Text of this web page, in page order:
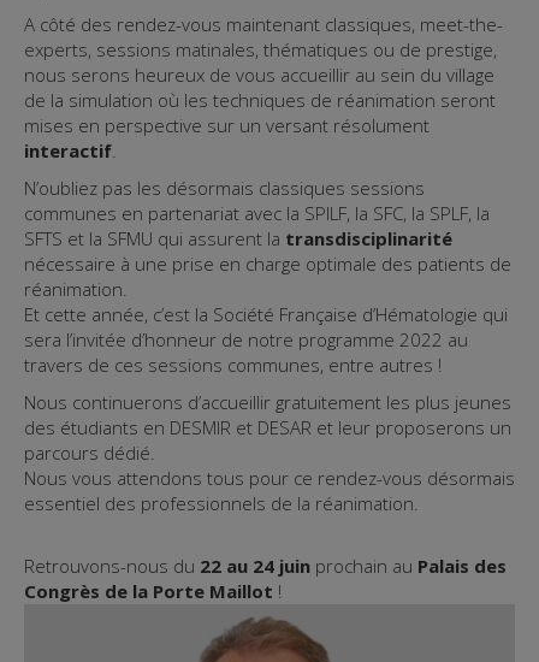
A côté des rendez-vous maintenant classiques, meet-the-
experts, sessions matinales, thématiques ou de prestige,
nous serons heureux de vous accueillir au sein du village
de la simulation où les techniques de réanimation seront
mises en perspective sur un versant résolument
interactif.
N’oubliez pas les désormais classiques sessions
communes en partenariat avec la SPILF, la SFC, la SPLF, la
SFTS et la SFMU qui assurent la transdisciplinarité
nécessaire à une prise en charge optimale des patients de
réanimation.
Et cette année, c’est la Société Française d’Hématologie qui
sera l’invitée d’honneur de notre programme 2022 au
travers de ces sessions communes, entre autres !
Nous continuerons d’accueillir gratuitement les plus jeunes
des étudiants en DESMIR et DESAR et leur proposerons un
parcours dédié.
Nous vous attendons tous pour ce rendez-vous désormais
essentiel des professionnels de la réanimation.
Retrouvons-nous du 22 au 24 juin prochain au Palais des
Congrès de la Porte Maillot !